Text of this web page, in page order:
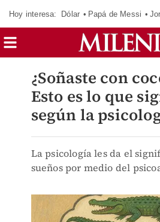
Hoy interesa: Dólar Papá de Messi
¿Soñaste con
Esto es lo que
según la
La psicología les da el
sueños por medio del